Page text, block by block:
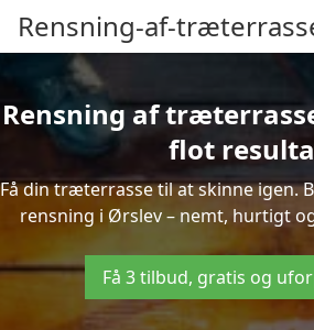
Rensning-af-
Rensning af
flot
Få din træterrasse til at skinne igen.
rensning i Ørslev – nemt, hurtigt
Få 3 tilbud, gratis og